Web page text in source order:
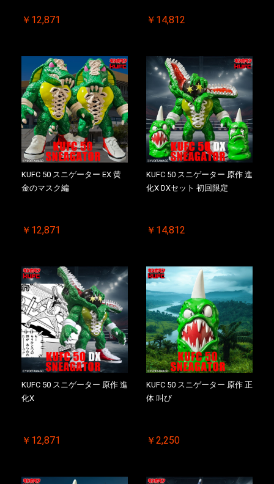
￥12,871 ￥14,812
KUFC 50 スニゲーター EX 黄
金のマスク編
￥12,871
KUFC 50 スニゲーター 原作 進
化X DXセット 初回限定
￥14,812
KUFC 50 スニゲーター 原作 進
化X
￥12,871
KUFC 50 スニゲーター 原作 正
体 叫び
￥2,250